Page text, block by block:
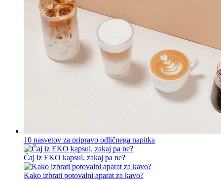
10 nasvetov za pripravo odličnega napitka
Čaj iz EKO kapsul, zakaj pa ne?
Kako izbrati potovalni aparat za kavo?